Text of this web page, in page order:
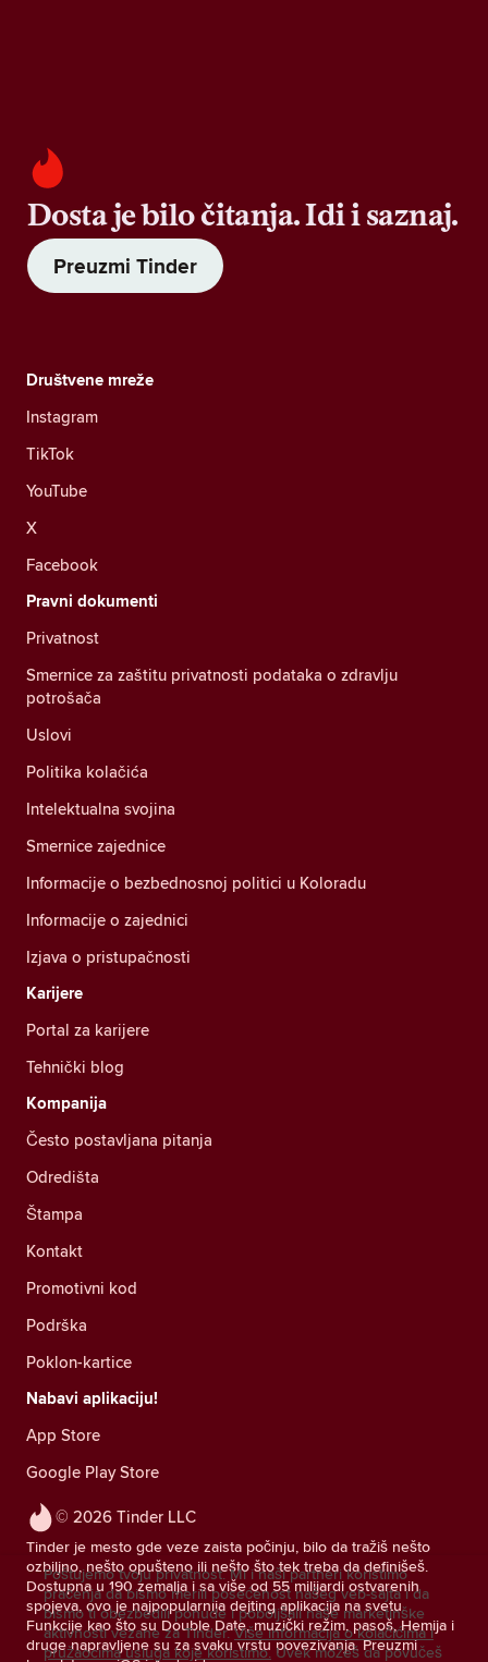
Dosta je bilo čitanja. Idi i saznaj.
Preuzmi Tinder
© 2026 Tinder LLC
Tinder je mesto gde veze zaista počinju, bilo da tražiš nešto
ozbiljno, nešto opušteno ili nešto što tek treba da definišeš.
Dostupna u 190 zemalja i sa više od 55 milijardi ostvarenih
spojeva, ovo je najpopularnija dejting aplikacija na svetu.
Funkcije kao što su Double Date, muzički režim, pasoš, Hemija i
druge napravljene su za svaku vrstu povezivanja. Preuzmi
Društvene mreže
Instagram
TikTok
YouTube
X
Facebook
Pravni dokumenti
Privatnost
Smernice za zaštitu privatnosti podataka o zdravlju
potrošača
Uslovi
Politika kolačića
Intelektualna svojina
Smernice zajednice
Informacije o bezbednosnoj politici u Koloradu
Informacije o zajednici
Izjava o pristupačnosti
Karijere
Portal za karijere
Tehnički blog
Kompanija
Često postavljana pitanja
Odredišta
Štampa
Kontakt
Promotivni kod
Podrška
Poklon-kartice
Nabavi aplikaciju!
App Store
Google Play Store
Poštujemo tvoju privatnost. Mi i naši partneri koristimo
praćenja da bismo merili posećenost našeg veb-sajta i da
bismo ti obezbedili ponude i poboljšali naše marketinške
aktivnosti vezane za Tinder. Više informacija o kolačićima i
pružaocima usluga koje koristimo. Uvek možeš da povučeš